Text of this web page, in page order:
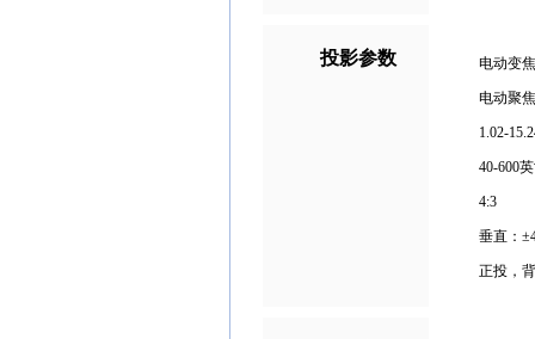
投影参数 电动变焦
电动聚焦
1.02-
40-600
4:3
垂直：
正投，